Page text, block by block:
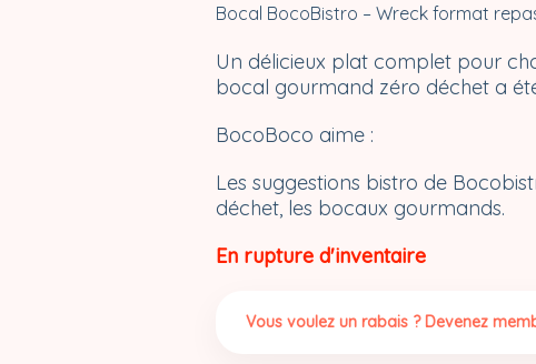
Bocal BocoBistro – Wreck format
Un délicieux plat complet pour
bocal gourmand zéro déchet a
BocoBoco aime :
Les suggestions bistro de
déchet, les bocaux gourmands.
En rupture d'inventaire
Vous voulez un rabais ? Devenez